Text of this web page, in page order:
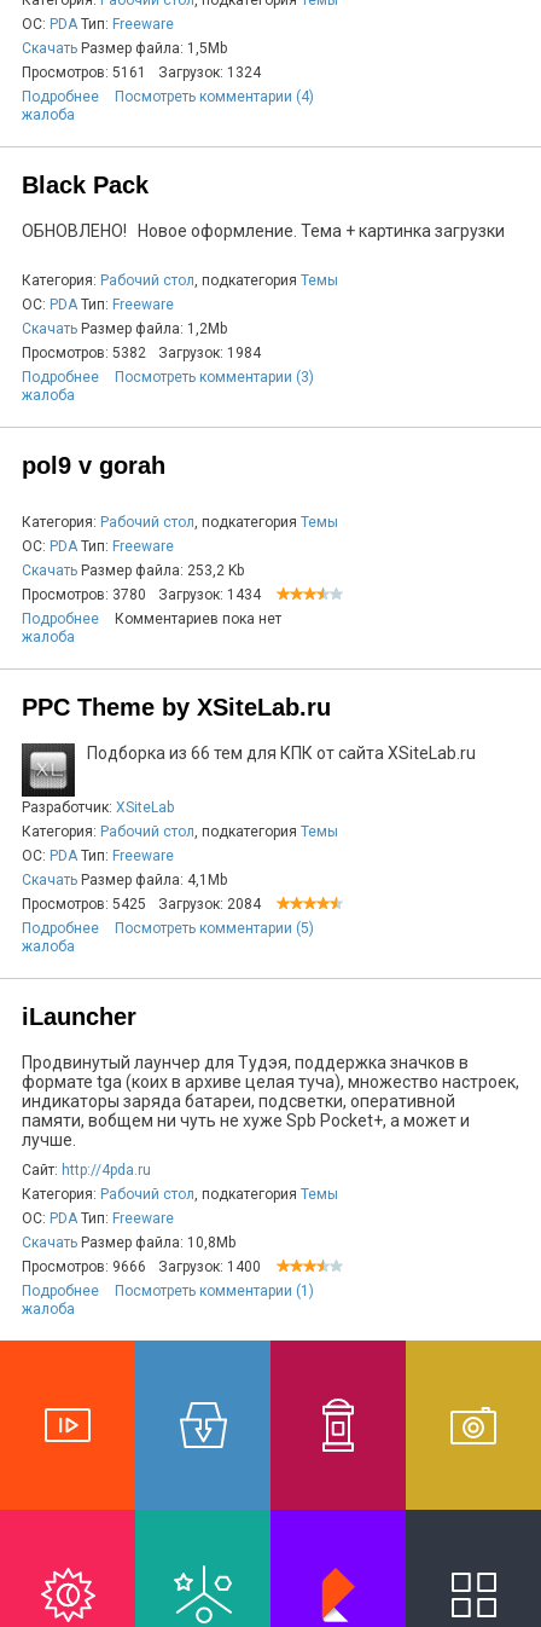
ОС: PDAТип: Freeware
Скачать Размер файла: 1,5Mb
Просмотров: 5161
Загрузок: 1324
Подробнее
Посмотреть комментарии (4)
жалоба
Black Pack
ОБНОВЛЕНО! Новое оформление. Тема + картинка загрузки
Категория: Рабочий стол, подкатегория Темы
ОС: PDAТип: Freeware
Скачать Размер файла: 1,2Mb
Просмотров: 5382
Загрузок: 1984
Подробнее
Посмотреть комментарии (3)
жалоба
pol9 v gorah
Категория: Рабочий стол, подкатегория Темы
ОС: PDAТип: Freeware
Скачать Размер файла: 253,2 Kb
Просмотров: 3780
Загрузок: 1434
Подробнее
Комментариев пока нет
жалоба
PPC Theme by XSiteLab.ru
Подборка из 66 тем для КПК от сайта XSiteLab.ru
Разработчик: XSiteLab
Категория: Рабочий стол, подкатегория Темы
ОС: PDAТип: Freeware
Скачать Размер файла: 4,1Mb
Просмотров: 5425
Загрузок: 2084
Подробнее
Посмотреть комментарии (5)
жалоба
iLauncher
Продвинутый лаунчер для Тудэя, поддержка значков в
формате tga (коих в архиве целая туча), множество настроек,
индикаторы заряда батареи, подсветки, оперативной
памяти, вобщем ни чуть не хуже Spb Pocket+, а может и
лучше.
Сайт: http://4pda.ru
Категория: Рабочий стол, подкатегория Темы
ОС: PDAТип: Freeware
Скачать Размер файла: 10,8Mb
Просмотров: 9666
Загрузок: 1400
Подробнее
Посмотреть комментарии (1)
жалоба